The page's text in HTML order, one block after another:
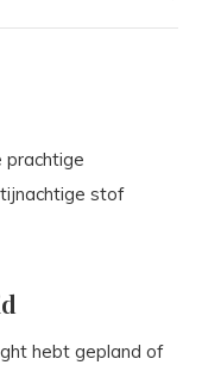
prachtige
stof
hebt gepland of